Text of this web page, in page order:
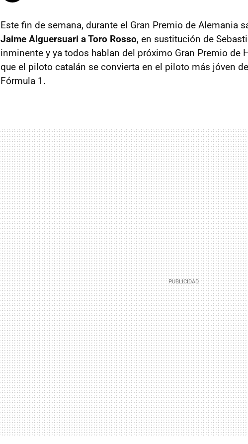
Este fin de semana, durante el Gran Premio de Alemania
Jaime Alguersuari a Toro Rosso, en sustitución de
inminente y ya todos hablan del próximo Gran Premio de
que el piloto catalán se convierta en el piloto más jóven
Fórmula 1.